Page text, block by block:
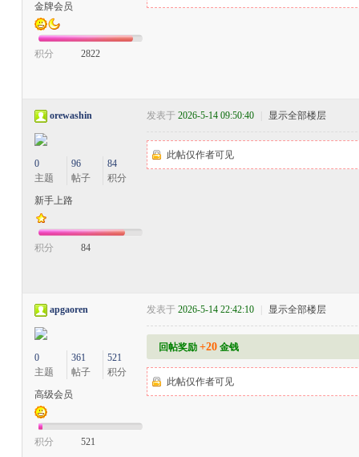
金牌会员
积分 2822
orewashin
0
主题
96
帖子
84
积分
新手上路
积分 84
发表于 2026-5-14 09:50:40 显示全部楼层
此帖仅作者可见
apgaoren
0
主题
361
帖子
521
积分
高级会员
积分 521
发表于 2026-5-14 22:42:10 显示全部楼层
回帖奖励 +20 金钱
此帖仅作者可见